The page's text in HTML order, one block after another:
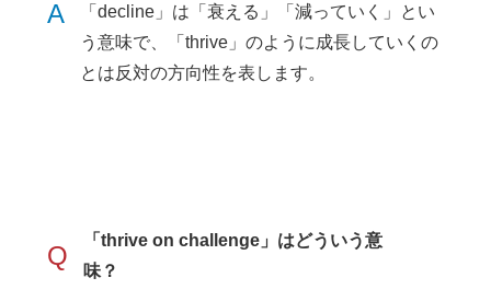
A
「decline」は「衰える」「減っていく」とい
う意味で、「thrive」のように成長していくの
とは反対の方向性を表します。
Q
「thrive on challenge」はどういう意
味？